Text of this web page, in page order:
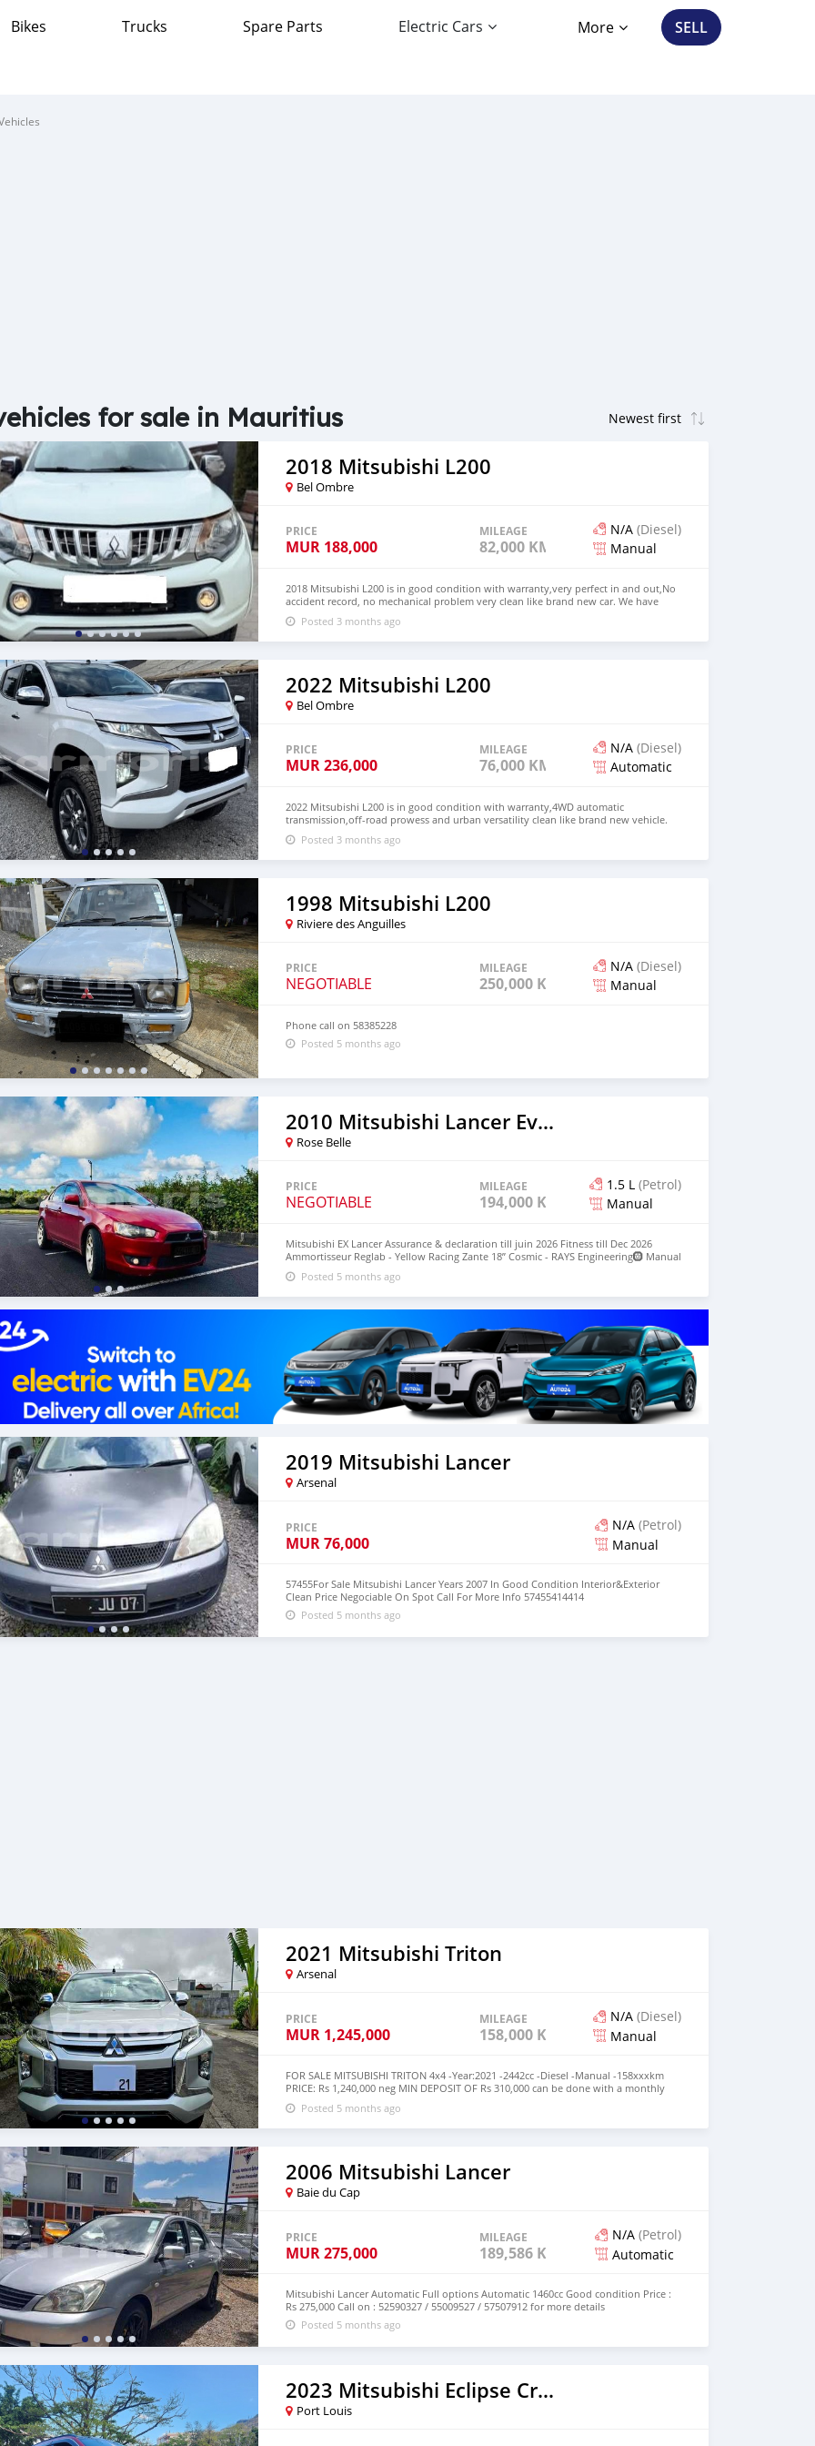
Bikes Trucks Spare Parts Electric Cars More SELL
for sale in Mauritius
2018 Mitsubishi L200
Bel Ombre
PRICE
MUR 188,000
MILEAGE
82,000 KM
N/A (Diesel)
Manual
2018 Mitsubishi L200 is in good condition with warranty,very perfect in and out,No
accident record, no mechanical problem very clean like brand new car. We have
Both LHD and RHD. Price: $4,000 USD WHATSAPP NUMBER: +13172236827 CONTACT
EMAIL: lucansachezs@hotmail.com
Posted 3 months ago
2022 Mitsubishi L200
Bel Ombre
PRICE
MUR236,000
MILEAGE
76,000 KM
N/A (Diesel)
Automatic
2022 Mitsubishi L200 is in good condition with warranty,4WD automatic
transmission,off-road prowess and urban versatility clean like brand new vehicle.
We have both LHD and RHD Price: $ 5,000 USD WHATSAPP NUMBER: +13172236827
CONTACT EMAIL: lucansachezs@hotmail.com
Posted 3 months ago
1998 Mitsubishi L200
Riviere des Anguilles
PRICE
NEGOTIABLE
MILEAGE
250,000 KM
N/A (Diesel)
Manual
Phone call on 58385228
Posted 5 months ago
2010 Mitsubishi Lancer Evolution
Rose Belle
PRICE
NEGOTIABLE
MILEAGE
194,000 KM
1.5 L (Petrol)
Manual
Mitsubishi EX Lancer Assurance & declaration till juin 2026 Fitness till Dec 2026
Ammortisseur Reglab - Yellow Racing Zante 18” Cosmic - RAYS Engineering🛞 Manual
1.5L (1500cc) Servicing recently✅ Mileage 194k AC ✅ Sound system ✅ Wheel offset
Posted 5 months ago
2019 Mitsubishi Lancer
Arsenal
PRICE
MUR76,000
N/A (Petrol)
Manual
57455For Sale Mitsubishi Lancer Years 2007 In Good Condition Interior&Exterior
Clean Price Negociable On Spot Call For More Info 57455414414
Posted 5 months ago
2021 Mitsubishi Triton
Arsenal
PRICE
MUR 1,245,000
MILEAGE
158,000 KM
N/A (Diesel)
Manual
FOR SALE MITSUBISHI TRITON 4x4 -Year:2021 -2442cc -Diesel -Manual -158xxxkm
PRICE: Rs 1,240,000 neg MIN DEPOSIT OF Rs 310,000 can be done with a monthly
repayment of approx Rs 15,900 up to 7 years term✅️ HIGHER THE DEPOSIT LESSER
THE MONTHLY REPAYMENT💯 For More Information CAll on 59235868
https://maps.app.goo.gl/sZisWDL5NHsWq7ms5
Posted 5 months ago
2006 Mitsubishi Lancer
Baie du Cap
PRICE
MUR275,000
MILEAGE
189,586 KM
N/A (Petrol)
Automatic
Mitsubishi Lancer Automatic Full options Automatic 1460cc Good condition Price :
Rs 275,000 Call on : 52590327 / 55009527 / 57507912 for more details
Posted 5 months ago
2023 Mitsubishi Eclipse Cross
Port Louis